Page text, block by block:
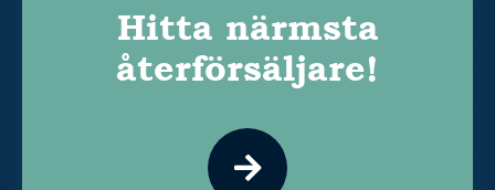
Hitta närmsta
återförsäljare!